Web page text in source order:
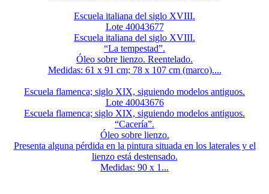
Escuela italiana del siglo XVIII.
Lote 40043677
Escuela italiana del siglo XVIII.
“La tempestad”.
Óleo sobre lienzo. Reentelado.
Medidas: 61 x 91 cm; 78 x 107 cm (marco)....
Escuela flamenca; siglo XIX, siguiendo modelos antiguos.
Lote 40043676
Escuela flamenca; siglo XIX, siguiendo modelos antiguos.
“Cacería”.
Óleo sobre lienzo.
Presenta alguna pérdida en la pintura situada en los laterales y el
lienzo está destensado.
Medidas: 90 x 1...